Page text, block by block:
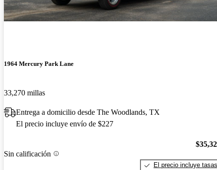
1964 Mercury Park Lane
33,270 millas
Entrega a domicilio desde The Woodlands, TX
El precio incluye envío de $227
Sin calificación
El precio incluye tasas